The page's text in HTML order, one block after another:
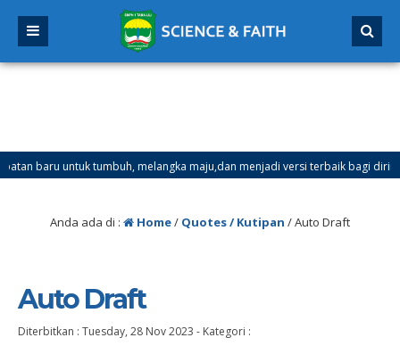
baru untuk tumbuh, melangka maju,dan menjadi versi terbaik bagi dirimu.
Ganjil Mulai Tanggal 21 Desember 2025 sd Tanggal 4 Januari 2026
Anda ada di : Home/ Quotes / Kutipan /Auto Draft
Auto Draft
Diterbitkan : Tuesday, 28 Nov 2023 - Kategori :